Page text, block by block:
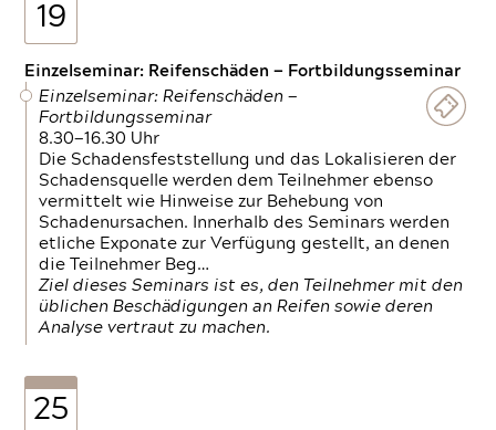
19
Einzelseminar: Reifenschäden — Fortbildungsseminar
Einzelseminar: Reifenschäden —
Fortbildungsseminar
8.30—16.30 Uhr
Die Schadensfeststellung und das Lokalisieren der
Schadensquelle werden dem Teilnehmer ebenso
vermittelt wie Hinweise zur Behebung von
Schadenursachen. Innerhalb des Seminars werden
etliche Exponate zur Verfügung gestellt, an denen
die Teilnehmer Beg…
Ziel dieses Seminars ist es, den Teilnehmer mit den
üblichen Beschädigungen an Reifen sowie deren
Analyse vertraut zu machen.
25